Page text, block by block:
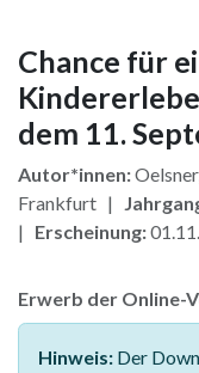
Chance für
dem 11.
Autor*innen:
Frankfurt |
| Erscheinung:
Erwerb der Online-
Hinweis: Der